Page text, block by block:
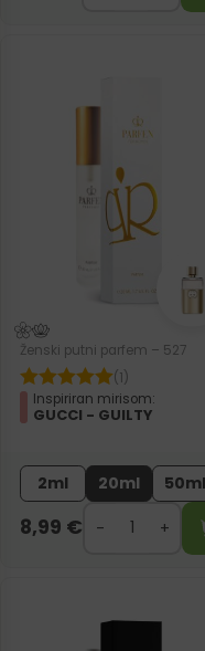
Ženski putni parfem – 527
(1)
Inspiriran mirisom:
GUCCI - GUILTY
2ml 20ml 50ml
8,99 €